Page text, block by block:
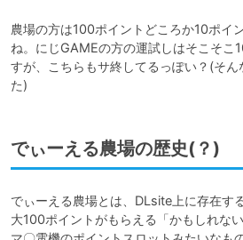
農場の方は100ポイントどころか10ポイ
ね。にじGAMEの方の運試しはそこそこ
すが、こちらもサ終してるっぽい？(そん
た)
でぃーえる農場の歴史(？)
でぃーえる農場とは、DLsite上に存在す
大100ポイントがもらえる「かもしれな